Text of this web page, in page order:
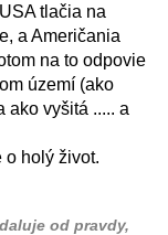
tlačia na
a Američania
na to odpovie
území (ako
ako vyšitá ..... a
o holý život.
od pravdy,